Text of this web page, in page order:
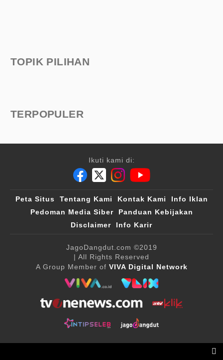
TOPIK PILIHAN
TERPOPULER
Ikuti kami di:
Peta Situs Tentang Kami Kontak Kami
Info Iklan
Pedoman Media Siber
Panduan Kebijakan
Disclaimer
Info Karir
JagoDangdut.com ©2019
| All Rights Reserved
A Group Member of VIVA Digital Network
